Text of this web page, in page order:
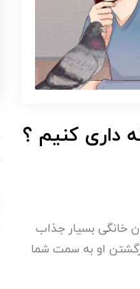
داری کنیم ؟
خانگی بسیار جذاب
او به سمت شما